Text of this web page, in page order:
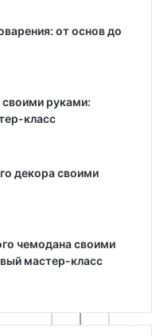
от основ до
своими руками:
класс
декора своими
чемодана своими
мастер-класс